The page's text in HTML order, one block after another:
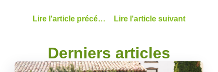
Lire l'article précédent Lire l'article suivant
Derniers articles